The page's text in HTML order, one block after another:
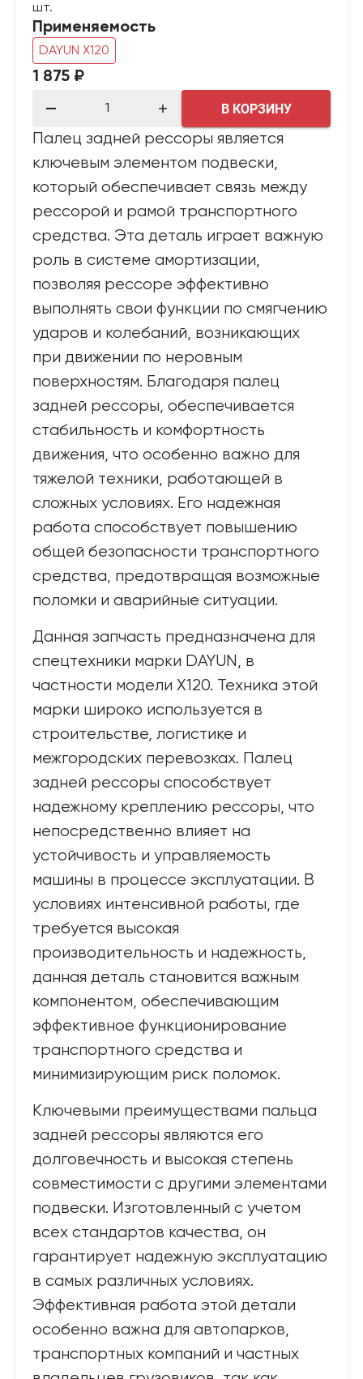
шт.
Применяемость
DAYUN X120
1 875 ₽
В КОРЗИНУ
Палец задней рессоры является
ключевым элементом подвески,
который обеспечивает связь между
рессорой и рамой транспортного
средства. Эта деталь играет важную
роль в системе амортизации,
позволяя рессоре эффективно
выполнять свои функции по смягчению
ударов и колебаний, возникающих
при движении по неровным
поверхностям. Благодаря палец
задней рессоры, обеспечивается
стабильность и комфортность
движения, что особенно важно для
тяжелой техники, работающей в
сложных условиях. Его надежная
работа способствует повышению
общей безопасности транспортного
средства, предотвращая возможные
поломки и аварийные ситуации.
Данная запчасть предназначена для
спецтехники марки DAYUN, в
частности модели X120. Техника этой
марки широко используется в
строительстве, логистике и
межгородских перевозках. Палец
задней рессоры способствует
надежному креплению рессоры, что
непосредственно влияет на
устойчивость и управляемость
машины в процессе эксплуатации. В
условиях интенсивной работы, где
требуется высокая
производительность и надежность,
данная деталь становится важным
компонентом, обеспечивающим
эффективное функционирование
транспортного средства и
минимизирующим риск поломок.
Ключевыми преимуществами пальца
задней рессоры являются его
долговечность и высокая степень
совместимости с другими элементами
подвески. Изготовленный с учетом
всех стандартов качества, он
гарантирует надежную эксплуатацию
в самых различных условиях.
Эффективная работа этой детали
особенно важна для автопарков,
транспортных компаний и частных